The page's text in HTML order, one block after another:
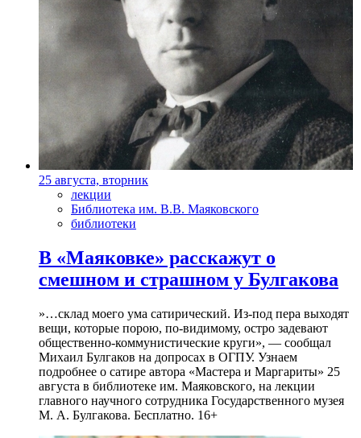
25 августа, вторник
лекции
Библиотека им. В.В. Маяковского
библиотеки
В «Маяковке» расскажут о
смешном и страшном у Булгакова
»…склад моего ума сатирический. Из-под пера выходят
вещи, которые порою, по-видимому, остро задевают
общественно-коммунистические круги», — сообщал
Михаил Булгаков на допросах в ОГПУ. Узнаем
подробнее о сатире автора «Мастера и Маргариты» 25
августа в библиотеке им. Маяковского, на лекции
главного научного сотрудника Государственного музея
М. А. Булгакова. Бесплатно. 16+